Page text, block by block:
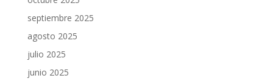
septiembre 2025
agosto 2025
julio 2025
junio 2025